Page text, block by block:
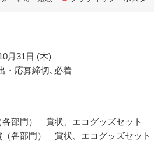
月31日 (木)
・応募締切､必着
各部門） 賞状、エコグッズセット
（各部門） 賞状、エコグッズセット